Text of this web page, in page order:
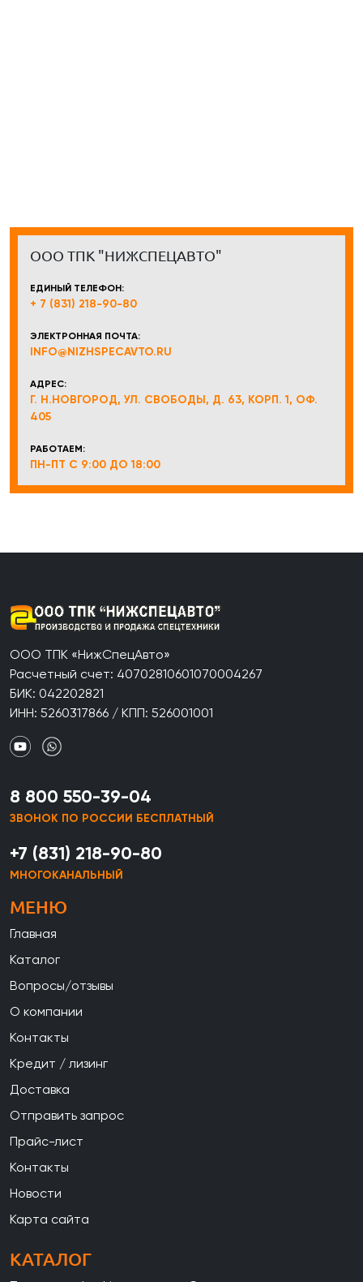
ООО ТПК "НИЖСПЕЦАВТО"
ЕДИНЫЙ ТЕЛЕФОН:
+ 7 (831) 218-90-80
ЭЛЕКТРОННАЯ ПОЧТА:
INFO@NIZHSPECAVTO.RU
АДРЕС:
Г. Н.НОВГОРОД, УЛ. СВОБОДЫ, Д. 63, КОРП. 1, ОФ.
405
РАБОТАЕМ:
ПН-ПТ С 9:00 ДО 18:00
ООО ТПК «НижСпецАвто»
Расчетный счет: 40702810601070004267
БИК: 042202821
ИНН: 5260317866 / КПП: 526001001
8 800 550-39-04
ЗВОНОК ПО РОССИИ БЕСПЛАТНЫЙ
+7 (831) 218-90-80
МНОГОКАНАЛЬНЫЙ
МЕНЮ
Главная
Каталог
Вопросы/отзывы
О компании
Контакты
Кредит / лизинг
Доставка
Отправить запрос
Прайс-лист
Контакты
Новости
Карта сайта
КАТАЛОГ